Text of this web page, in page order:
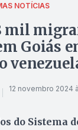
NOTÍCIAS
mil
Goiás
12 novembro 2024
do Sistema